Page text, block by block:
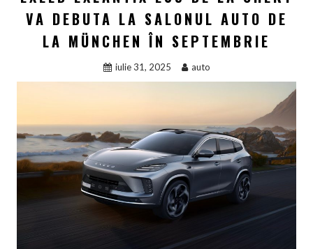
VA DEBUTA LA SALONUL AUTO DE
LA MÜNCHEN ÎN SEPTEMBRIE
iulie 31, 2025 auto